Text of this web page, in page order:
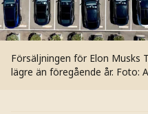
Försäljningen för Elon Musks
lägre än föregående år. Foto: